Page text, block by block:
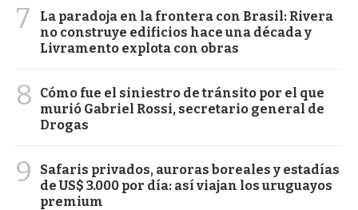
7
La paradoja en la frontera con Brasil: Rivera
no construye edificios hace una década y
Livramento explota con obras
8
Cómo fue el siniestro de tránsito por el que
murió Gabriel Rossi, secretario general de
Drogas
9
Safaris privados, auroras boreales y estadías
de US$ 3.000 por día: así viajan los uruguayos
premium